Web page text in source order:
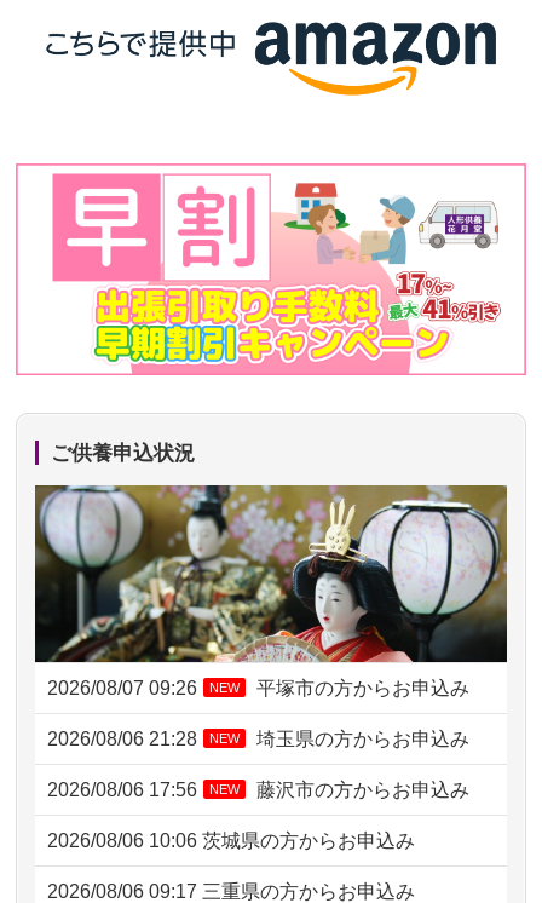
ご供養申込状況
2026/08/07 09:26 NEW 平塚市の方からお申込み
2026/08/06 21:28 NEW 埼玉県の方からお申込み
2026/08/06 17:56 NEW 藤沢市の方からお申込み
2026/08/06 10:06 茨城県の方からお申込み
2026/08/06 09:17 三重県の方からお申込み